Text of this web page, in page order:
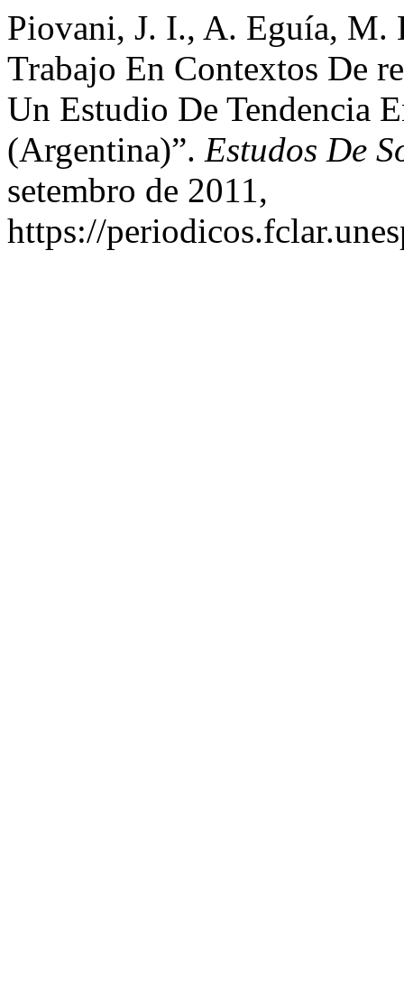
Piovani, J. I., A. Eguía, M.
Trabajo En Contextos De
Un Estudio De Tendencia
(Argentina)”. Estudos De
setembro de 2011,
https://